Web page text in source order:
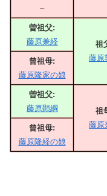
–
曽祖父:
藤原兼経
祖
藤原
曾祖母:
藤原隆家の娘
曽祖父:
藤原顕綱
祖
藤原
曾祖母:
藤原隆経の娘